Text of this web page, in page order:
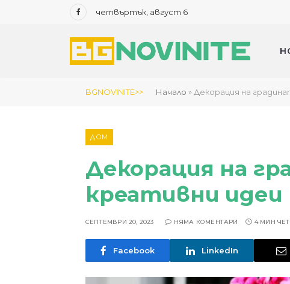
Facebook
четвъртък, август 6
BGNOVINITE>> Начало » Декорация на
ДОМ
Декорация на
креативни идеи
СЕПТЕМВРИ 20, 2023 НЯМА КОМЕНТАРИ 4 МИН
Facebook LinkedIn